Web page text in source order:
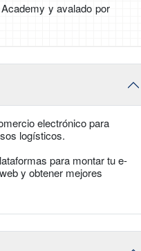
y avalado por
electrónico para
logísticos.
para montar tu e-
y obtener mejores